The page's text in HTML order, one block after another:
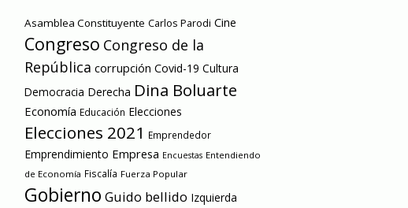
Asamblea Constituyente Carlos Parodi Cine
Congreso Congreso de la
República corrupción Covid-19 Cultura
Democracia Derecha Dina Boluarte
Economía Educación Elecciones
Elecciones 2021 Emprendedor
Emprendimiento Empresa Encuestas Entendiendo
de Economía Fiscalía Fuerza Popular
Gobierno Guido bellido Izquierda